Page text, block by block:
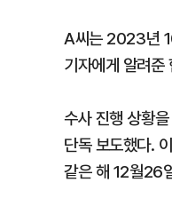
A씨는 2023년
기자에게 알려
수사 진행 상황
단독 보도했다.
같은 해 12월26